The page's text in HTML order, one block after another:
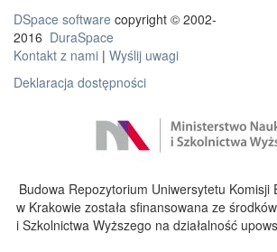
DSpace software copyright © 2002-
2016 DuraSpace
Kontakt z nami | Wyślij uwagi
Deklaracja dostępności
Budowa Repozytorium Uniwersytetu Komisji
w Krakowie została sfinansowana ze
i Szkolnictwa Wyższego na działalność